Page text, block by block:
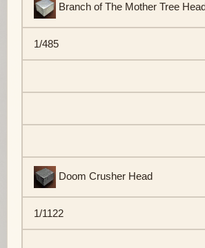
Branch of The Mother Tree
1/485
Doom Crusher Head
1/1122